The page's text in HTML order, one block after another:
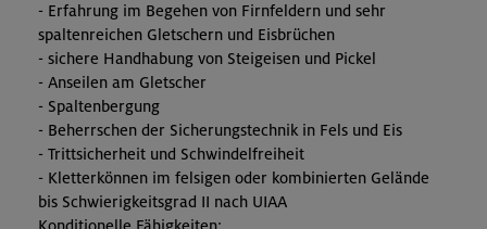
- Erfahrung im Begehen von Firnfeldern und sehr
spaltenreichen Gletschern und Eisbrüchen
- sichere Handhabung von Steigeisen und Pickel
- Anseilen am Gletscher
- Spaltenbergung
- Beherrschen der Sicherungstechnik in Fels und Eis
- Trittsicherheit und Schwindelfreiheit
- Kletterkönnen im felsigen oder kombinierten Gelände
bis Schwierigkeitsgrad II nach UIAA